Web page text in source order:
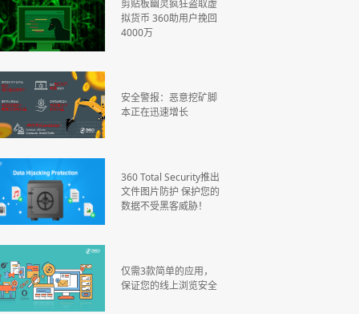
剪贴板幽灵疯狂盗取虚
拟货币 360助用户挽回
4000万
安全警报：恶意挖矿脚
本正在迅速增长
360 Total Security推出
文件图片防护 保护您的
数据不受黑客威胁！
仅需3款简单的应用，
保证您的线上浏览安全